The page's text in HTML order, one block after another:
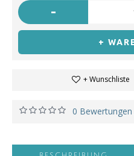
-
+
+ Wunschliste
0 Bewertungen